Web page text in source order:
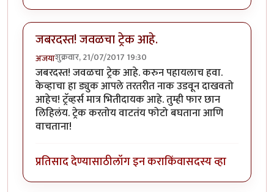
जबरदस्त! जवळचा ट्रेक आहे.
अजयाशुक्रवार, 21/07/2017 19:30
जबरदस्त! जवळचा ट्रेक आहे. करुन पहायलाच हवा.
केव्हाचा हा ड्युक आपले तरतरीत नाक उडवून दाखवतो
आहेच! ट्रॅव्हर्स मात्र भितीदायक आहे. तुम्ही फार छान
लिहिलंय. ट्रेक करतोय वाटतंय फोटो बघताना आणि
वाचताना!
प्रतिसाद देण्यासाठीलॉग इन कराकिंवासदस्य व्हा